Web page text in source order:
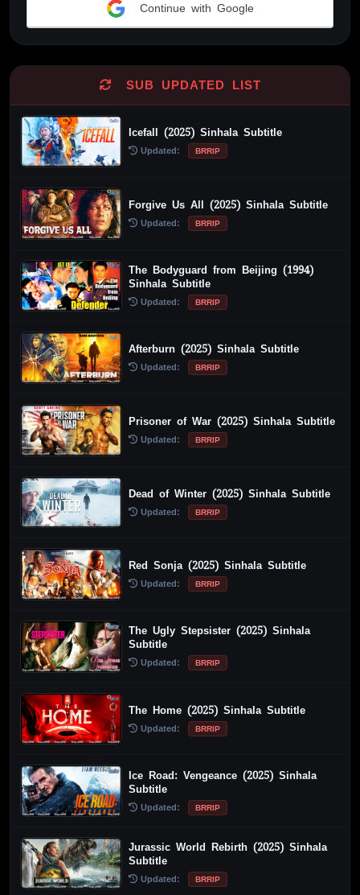
Continue with Google
SUB UPDATED LIST
Icefall (2025) Sinhala Subtitle
Updated: BRRIP
Forgive Us All (2025) Sinhala Subtitle
Updated: BRRIP
The Bodyguard from Beijing (1994)
Sinhala Subtitle
Updated: BRRIP
Afterburn (2025) Sinhala Subtitle
Updated: BRRIP
Prisoner of War (2025) Sinhala Subtitle
Updated: BRRIP
Dead of Winter (2025) Sinhala Subtitle
Updated: BRRIP
Red Sonja (2025) Sinhala Subtitle
Updated: BRRIP
The Ugly Stepsister (2025) Sinhala
Subtitle
Updated: BRRIP
The Home (2025) Sinhala Subtitle
Updated: BRRIP
Ice Road: Vengeance (2025) Sinhala
Subtitle
Updated: BRRIP
Jurassic World Rebirth (2025) Sinhala
Subtitle
Updated: BRRIP